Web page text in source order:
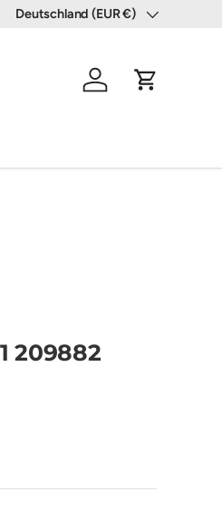
Land/Region
Deutschland (EUR €)
Einloggen
209882